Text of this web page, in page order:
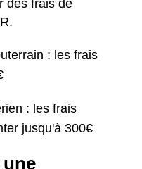
des frais de
: les frais
: les frais
jusqu'à 300€